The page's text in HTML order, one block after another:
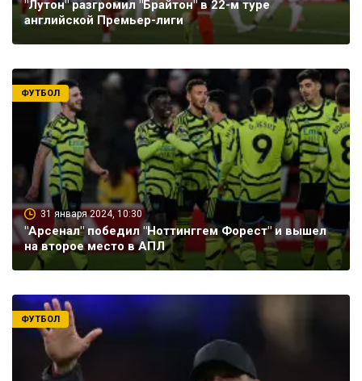
"Лутон" разгромил "Брайтон" в 22-м туре
английской Премьер-лиги
31 января 2024, 10:30
"Арсенал" победил "Ноттинггем Форест" и вышел
на второе место в АПЛ
ФУТБОЛ
ФУТБОЛ